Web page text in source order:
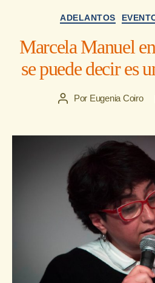
ADELANTOS
Marcela Manuel
se puede decir es
Autor
entrada
Por Eugenia Coiro